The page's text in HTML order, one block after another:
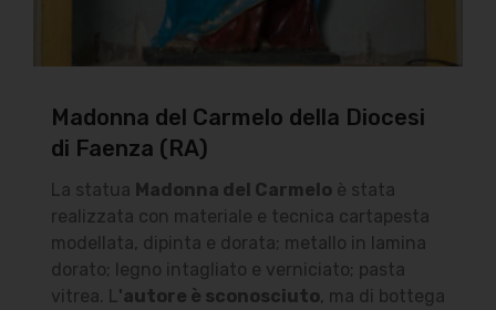
Madonna del Carmelo della Diocesi
di Faenza (RA)
La statua Madonna del Carmelo è stata
realizzata con materiale e tecnica cartapesta
modellata, dipinta e dorata; metallo in lamina
dorato; legno intagliato e verniciato; pasta
vitrea. L'autore è sconosciuto, ma di bottega